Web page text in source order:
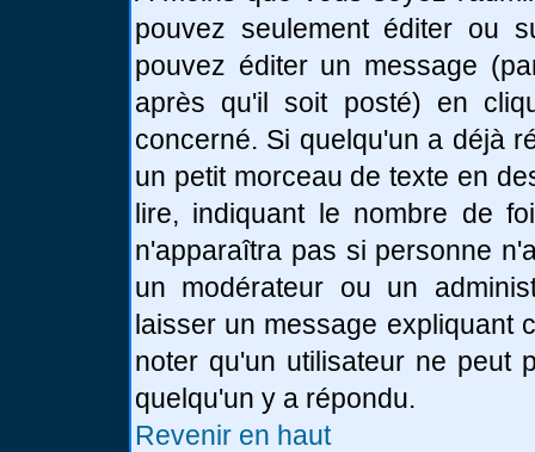
pouvez seulement éditer ou
pouvez éditer un message
après qu'il soit posté) en
concerné. Si quelqu'un a déjà
un petit morceau de texte en
lire, indiquant le nombre de
n'apparaîtra pas si personne
un modérateur ou un
laisser un message expliquant
noter qu'un utilisateur ne peut
quelqu'un y a répondu.
Revenir en haut